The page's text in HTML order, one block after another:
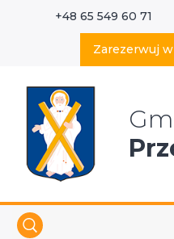
+48 65 549 60 71
Zarezerwuj
Wyszukaj w serwisie